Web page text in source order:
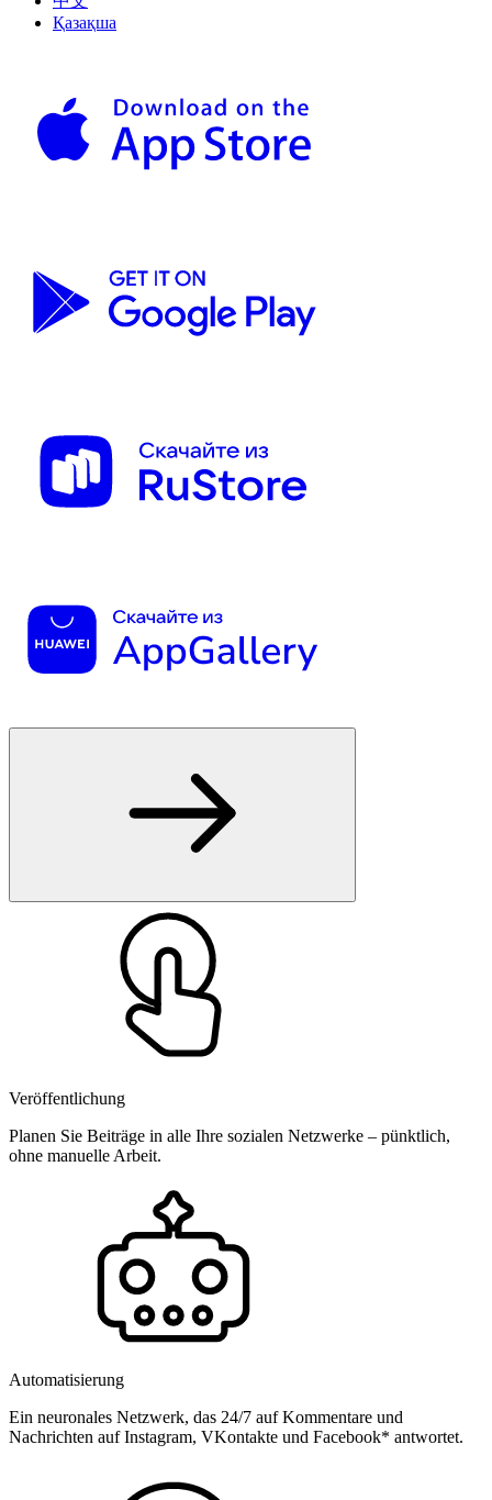
Қазақша
Veröffentlichung
Planen Sie Beiträge in alle Ihre sozialen Netzwerke – pünktlich,
ohne manuelle Arbeit.
Automatisierung
Ein neuronales Netzwerk, das 24/7 auf Kommentare und
Nachrichten auf Instagram, VKontakte und Facebook* antwortet.